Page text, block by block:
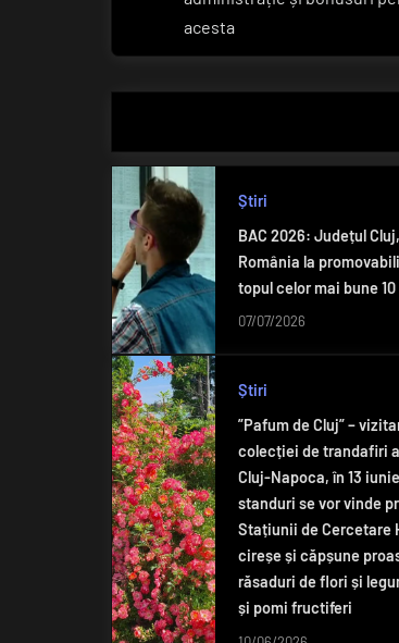
acesta
Știri
BAC 2026: Județul
România la
topul celor mai bune
07/07/2026
Știri
”Pafum de Cluj” –
colecției de trandafiri a
Cluj-Napoca, în 13
standuri se vor vinde
Stațiunii de Cercetare
cireșe și căpșune
răsaduri de flori și
și pomi fructiferi